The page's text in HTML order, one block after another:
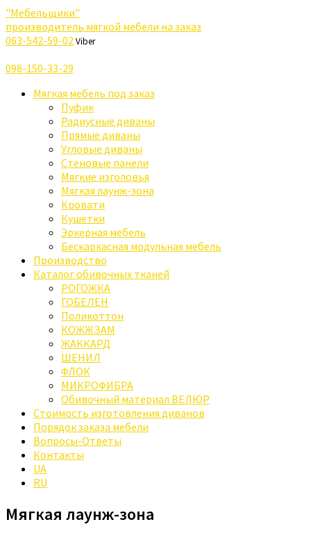
"Мебельщики"
производитель мягкой мебели на заказ
063-542-59-02Viber
098-150-33-29
Мягкая мебель под заказ
Пуфик
Радиусные диваны
Прямые диваны
Угловые диваны
Стеновые панели
Мягкие изголовья
Мягкая лаунж-зона
Кровати
Кушетки
Эркерная мебель
Бескаркасная модульная мебель
Производство
Каталог обивочных тканей
РОГОЖКА
ГОБЕЛЕН
Поликоттон
КОЖЖЗАМ
ЖАККАРД
ШЕНИЛ
ФЛОК
МИКРОФИБРА
Обивочный материал ВЕЛЮР
Стоимость изготовления диванов
Порядок заказа мебели
Вопросы-Ответы
Контакты
UA
RU
Мягкая лаунж-зона